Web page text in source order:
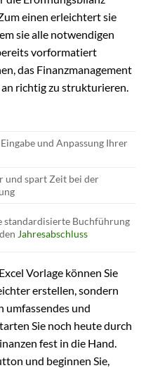
einen erleichtert sie
sie alle notwendigen
vorformatiert
das Finanzmanagement
richtig zu strukturieren.
und Anpassung Ihrer
und spart Zeit bei der
standardisierte Buchführung
Jahresabschluss
Vorlage können Sie
erstellen, sondern
umfassendes und
Sie noch heute durch
fest in die Hand.
und beginnen Sie,